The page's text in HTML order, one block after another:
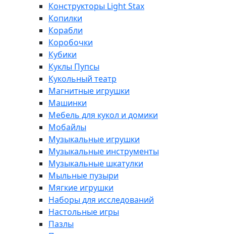
Конструкторы Light Stax
Копилки
Корабли
Коробочки
Кубики
Куклы Пупсы
Кукольный театр
Магнитные игрушки
Машинки
Мебель для кукол и домики
Мобайлы
Музыкальные игрушки
Музыкальные инструменты
Музыкальные шкатулки
Мыльные пузыри
Мягкие игрушки
Наборы для исследований
Настольные игры
Пазлы